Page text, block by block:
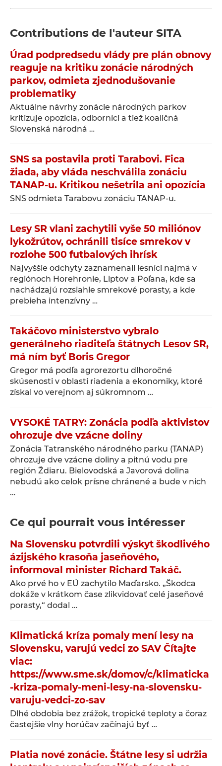
Contributions de l'auteur SITA
Úrad podpredsedu vlády pre plán obnovy
reaguje na kritiku zonácie národných
parkov, odmieta zjednodušovanie
problematiky
Aktuálne návrhy zonácie národných parkov
kritizuje opozícia, odborníci a tiež koaličná
Slovenská národná …
SNS sa postavila proti Tarabovi. Fica
žiada, aby vláda neschválila zonáciu
TANAP-u. Kritikou nešetrila ani opozícia
SNS odmieta Tarabovu zonáciu TANAP-u.
Lesy SR vlani zachytili vyše 50 miliónov
lykožrútov, ochránili tisíce smrekov v
rozlohe 500 futbalových ihrísk
Najvyššie odchyty zaznamenali lesníci najmä v
regiónoch Horehronie, Liptov a Poľana, kde sa
nachádzajú rozsiahle smrekové porasty, a kde
prebieha intenzívny …
Takáčovo ministerstvo vybralo
generálneho riaditeľa štátnych Lesov SR,
má ním byť Boris Gregor
Gregor má podľa agrorezortu dlhoročné
skúsenosti v oblasti riadenia a ekonomiky, ktoré
získal vo verejnom aj súkromnom …
VYSOKÉ TATRY: Zonácia podľa aktivistov
ohrozuje dve vzácne doliny
Zonácia Tatranského národného parku (TANAP)
ohrozuje dve vzácne doliny a pitnú vodu pre
región Ždiaru. Bielovodská a Javorová dolina
nebudú ako celok prísne chránené a bude v nich
…
Ce qui pourrait vous intéresser
Na Slovensku potvrdili výskyt škodlivého
ázijského krasoňa jaseňového,
informoval minister Richard Takáč.
Ako prvé ho v EÚ zachytilo Maďarsko. „Škodca
dokáže v krátkom čase zlikvidovať celé jaseňové
porasty,“ dodal …
Klimatická kríza pomaly mení lesy na
Slovensku, varujú vedci zo SAV Čítajte
viac:
https://www.sme.sk/domov/c/klimaticka
-kriza-pomaly-meni-lesy-na-slovensku-
varuju-vedci-zo-sav
Dlhé obdobia bez zrážok, tropické teploty a čoraz
častejšie vlny horúčav začínajú byť …
Platia nové zonácie. Štátne lesy si udržia